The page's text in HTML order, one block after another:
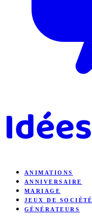
ANIMATIONS
ANNIVERSAIRE
MARIAGE
JEUX DE SOCIÉTÉ
GÉNÉRATEURS